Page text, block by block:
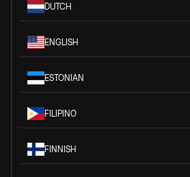
DUTCH
ENGLISH
ESTONIAN
FILIPINO
FINNISH